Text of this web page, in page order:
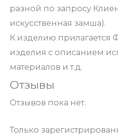
разной по запросу
искусственная замша).
К изделию
изделия с описанием
материалов и т.д.
Отзывы
Отзывов пока нет.
Только